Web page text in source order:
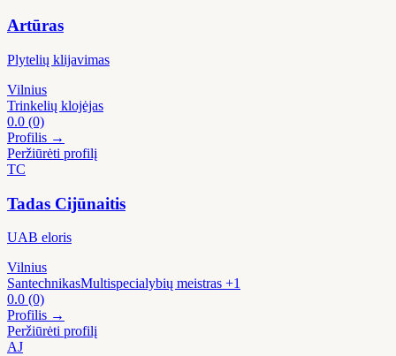
Artūras
Plytelių klijavimas
Vilnius
Trinkelių klojėjas
0.0 (0)
Profilis →
Peržiūrėti profilį
TC
Tadas Cijūnaitis
UAB eloris
Vilnius
SantechnikasMultispecialybių meistras +1
0.0 (0)
Profilis →
Peržiūrėti profilį
AJ